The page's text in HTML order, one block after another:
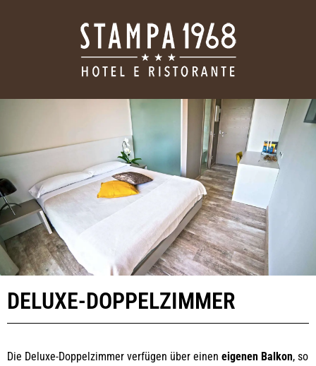
DELUXE-DOPPELZIMMER
Die Deluxe-Doppelzimmer verfügen über einen eigenen Balkon, so